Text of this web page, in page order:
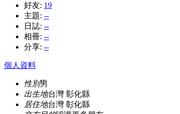
好友: 19
主題: --
日誌: --
相冊: --
分享: --
個人資料
性別男
出生地台灣 彰化縣
居住地台灣 彰化縣